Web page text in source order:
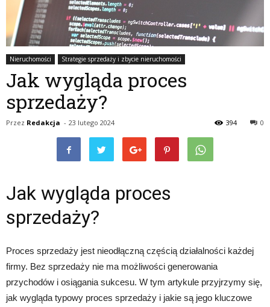
Nieruchomości Strategie sprzedaży i zbycie nieruchomości
Jak wygląda proces
sprzedaży?
Przez Redakcja - 23 lutego 2024 0
394
Jak wygląda proces
sprzedaży?
Proces sprzedaży jest nieodłączną częścią działalności każdej
firmy. Bez sprzedaży nie ma możliwości generowania
przychodów i osiągania sukcesu. W tym artykule przyjrzymy się,
jak wygląda typowy proces sprzedaży i jakie są jego kluczowe